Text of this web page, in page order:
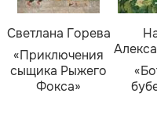
Светлана Горева
«Приключения
сыщика Рыжего
Фокса»